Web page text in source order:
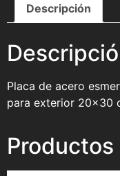
Descripción
Placa de acero
para exterior 20×30